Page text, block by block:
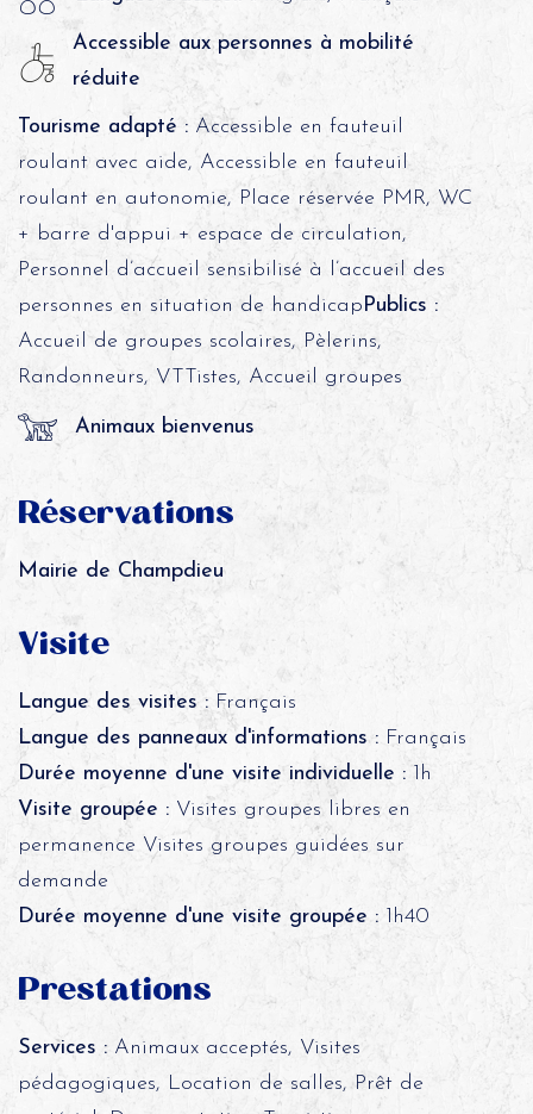
Accessible aux personnes à mobilité
réduite
Tourisme adapté :Accessible en fauteuil
roulant avec aide, Accessible en fauteuil
roulant en autonomie, Place réservée PMR, WC
+ barre d'appui + espace de circulation,
Personnel d’accueil sensibilisé à l’accueil des
personnes en situation de handicapPublics :
Accueil de groupes scolaires, Pèlerins,
Randonneurs, VTTistes, Accueil groupes
Animaux bienvenus
Réservations
Mairie de Champdieu
Visite
Langue des visites :Français
Langue des panneaux d'informations :Français
Durée moyenne d'une visite individuelle : 1h
Visite groupée :Visites groupes libres en
permanence Visites groupes guidées sur
demande
Durée moyenne d'une visite groupée : 1h40
Prestations
Services :Animaux acceptés, Visites
pédagogiques, Location de salles, Prêt de